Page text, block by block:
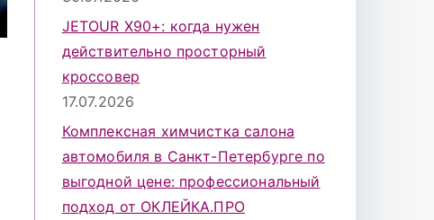
JETOUR X90+: когда нужен
действительно просторный
кроссовер
17.07.2026
Комплексная химчистка салона
автомобиля в Санкт-Петербурге по
выгодной цене: профессиональный
подход от ОКЛЕЙКА.ПРО